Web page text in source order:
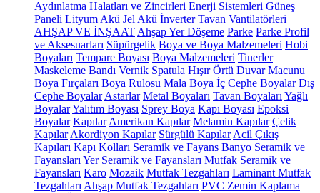
Aydınlatma Halatları ve Zincirleri Enerji Sistemleri Güneş
Paneli Lityum Akü Jel Akü İnverter Tavan Vantilatörleri
AHŞAP VE İNŞAAT Ahşap Yer Döşeme Parke Parke Profil
ve Aksesuarları Süpürgelik Boya ve Boya Malzemeleri Hobi
Boyaları Tempare Boyası Boya Malzemeleri Tinerler
Maskeleme Bandı Vernik Spatula Hışır Örtü Duvar Macunu
Boya Fırçaları Boya Rulosu Mala Boya İç Cephe Boyalar Dış
Cephe Boyalar Astarlar Metal Boyaları Tavan Boyaları Yağlı
BoyalarYalıtım Boyası Sprey Boya Kapı Boyası Epoksi
Boyalar Kapılar Amerikan Kapılar Melamin Kapılar Çelik
Kapılar Akordiyon Kapılar Sürgülü Kapılar Acil Çıkış
Kapıları Kapı Kolları Seramik ve Fayans Banyo Seramik ve
Fayansları Yer Seramik ve Fayansları Mutfak Seramik ve
Fayansları Karo Mozaik Mutfak Tezgahları Laminant Mutfak
Tezgahları Ahşap Mutfak Tezgahları PVC Zemin Kaplama